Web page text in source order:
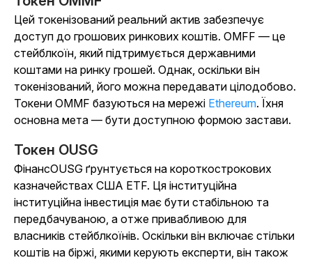
Цей токенізований реальний актив забезпечує
доступ до грошових ринкових коштів. OMFF — це
стейблкоїн, який підтримується державними
коштами на ринку грошей. Однак, оскільки він
токенізований, його можна передавати цілодобово.
Токени OMMF базуються на мережі Ethereum. Їхня
основна мета — бути доступною формою застави.
Токен OUSG
ФінансOUSG ґрунтується на короткострокових
казначействах США ETF. Ця інституційна
інституційна інвестиція має бути стабільною та
передбачуваною, а отже привабливою для
власників стейблкоїнів. Оскільки він включає стільки
коштів на біржі, якими керують експерти, він також